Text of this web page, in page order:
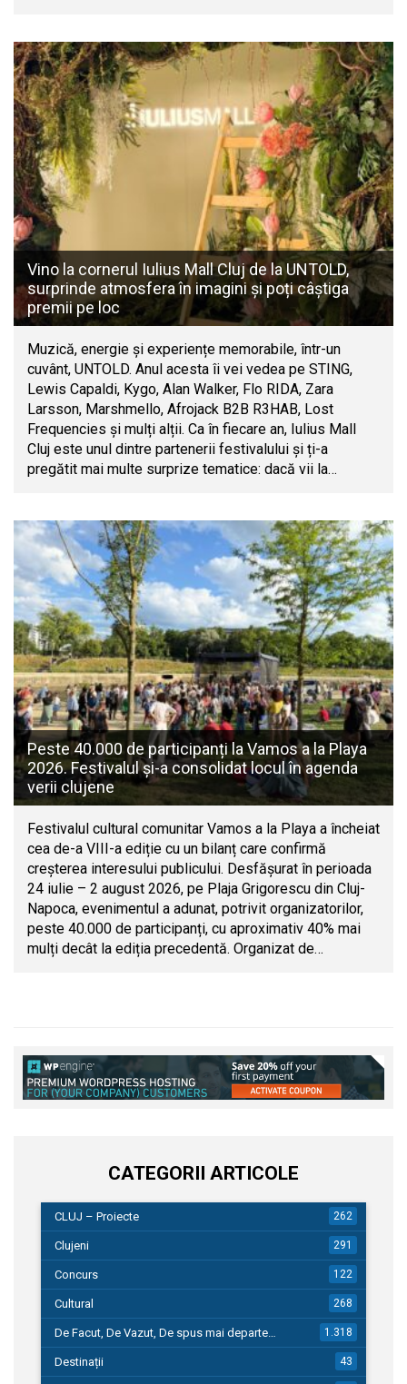
Vino la cornerul Iulius Mall Cluj de la UNTOLD,
surprinde atmosfera în imagini și poți câștiga
premii pe loc
Muzică, energie și experiențe memorabile, într-un
cuvânt, UNTOLD. Anul acesta îi vei vedea pe STING,
Lewis Capaldi, Kygo, Alan Walker, Flo RIDA, Zara
Larsson, Marshmello, Afrojack B2B R3HAB, Lost
Frequencies și mulți alții. Ca în fiecare an, Iulius Mall
Cluj este unul dintre partenerii festivalului și ți-a
pregătit mai multe surprize tematice: dacă vii la…
Peste 40.000 de participanți la Vamos a la Playa
2026. Festivalul și-a consolidat locul în agenda
verii clujene
Festivalul cultural comunitar Vamos a la Playa a încheiat
cea de-a VIII-a ediție cu un bilanț care confirmă
creșterea interesului publicului. Desfășurat în perioada
24 iulie – 2 august 2026, pe Plaja Grigorescu din Cluj-
Napoca, evenimentul a adunat, potrivit organizatorilor,
peste 40.000 de participanți, cu aproximativ 40% mai
mulți decât la ediția precedentă. Organizat de…
CATEGORII ARTICOLE
CLUJ – Proiecte 262
Clujeni 291
Concurs 122
Cultural 268
De Facut, De Vazut, De spus mai departe… 1.318
Destinații 43